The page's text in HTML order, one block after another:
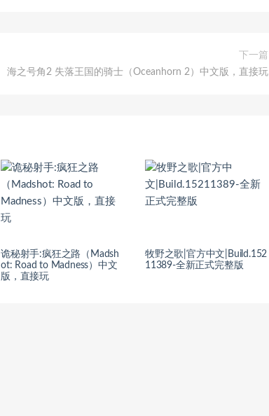
下一篇
海之号角2 失落王国的骑士（Oceanhorn 2）中文版，直接玩
诡秘射手:疯狂之路（Madsh
ot: Road to Madness）中文
版，直接玩
牧野之歌|官方中文|Build.152
11389-全新正式完整版